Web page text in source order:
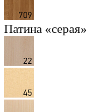
Патина «серая»